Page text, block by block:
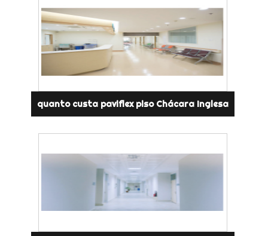
quanto custa paviflex piso Chácara Inglesa